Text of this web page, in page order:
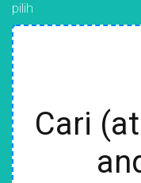
pilih
Cari